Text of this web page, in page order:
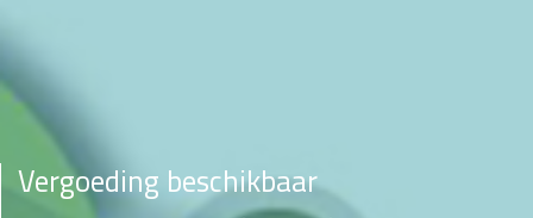
Vergoeding beschikbaar